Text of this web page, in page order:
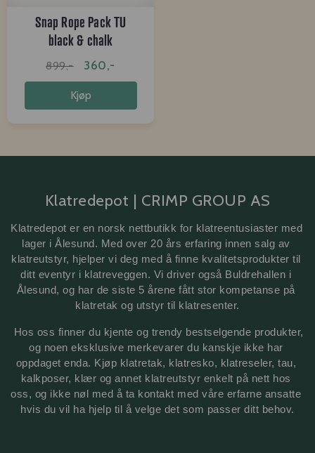
Snap Rope Pack TU
black & chalk
899,- 360,-
Kjøp
Klatredepot | CRIMP GROUP AS
Klatredepot er en norsk nettbutikk for klatreentusiaster med
lager i Ålesund. Med over 20 års erfaring innen salg av
klatreutstyr, hjelper vi deg med å finne kvalitetsprodukter til
ditt eventyr i klatreveggen. Vi driver også Buldrehallen i
Ålesund, og har de siste 5 årene fått stor kompetanse på
klatretak og utstyr til klatresenter.
Hos oss finner du kjente og trendy bestselgende produkter,
og noen eksklusive merkevarer du kanskje ikke har
oppdaget enda. Kjøp klatretak, klatresko, klatreseler, tau,
kalkposer, klær og annet klatreutstyr enkelt på nett hos
oss, og ikke nøl med å ta kontakt med våre erfarne ansatte
hvis du vil ha hjelp til å velge det som passer ditt behov.